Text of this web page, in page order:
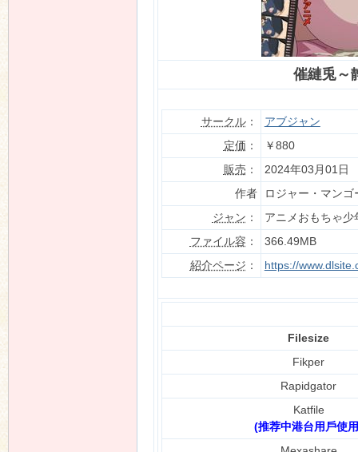
催縺兎～
サークル：
アブジャン
定価 ：
￥880
販売 ：
2024年03月01日
作者
ロジャー・マンゴ
ジャン ：
アニメおもちゃ
ファイル容 ：
366.49MB
紹介ページ ： https://
Filesize
Fikper
Rapidgator
Katfile
(推荐中港台用戶使